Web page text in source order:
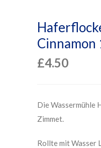
Cinnamon
£4.50
Die Wassermühle
Zimmet.
Rollte mit Wasser